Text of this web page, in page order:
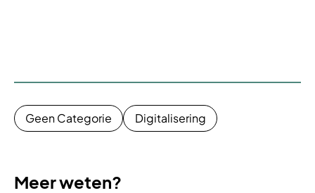
Geen Categorie Digitalisering
Meer weten?